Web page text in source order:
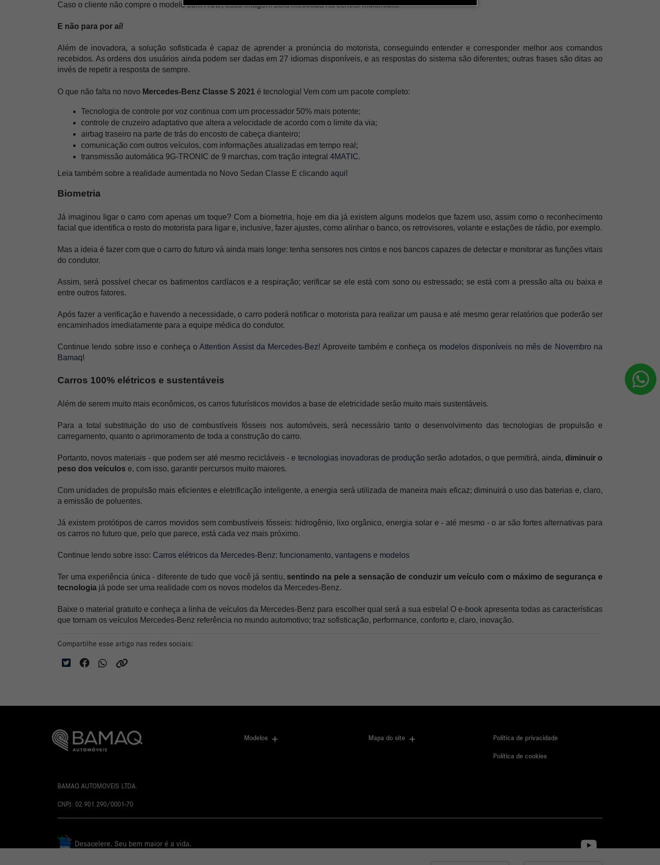
Caso o cliente não compre o modelo com HUD, essa imagem será mostrada na central multimídia.
E não para por aí!
Além de inovadora, a solução sofisticada é capaz de aprender a pronúncia do motorista, conseguindo entender e corresponder melhor aos comandos
recebidos. As ordens dos usuários ainda podem ser dadas em 27 idiomas disponíveis, e as respostas do sistema são diferentes; outras frases são ditas ao
invés de repetir a resposta de sempre.
O que não falta no novo Mercedes-Benz Classe S 2021 é tecnologia! Vem com um pacote completo:
Tecnologia de controle por voz continua com um processador 50% mais potente;
controle de cruzeiro adaptativo que altera a velocidade de acordo com o limite da via;
airbag traseiro na parte de trás do encosto de cabeça dianteiro;
comunicação com outros veículos, com informações atualizadas em tempo real;
transmissão automática 9G-TRONIC de 9 marchas, com tração integral 4MATIC.
Leia também sobre a realidade aumentada no Novo Sedan Classe E clicando aqui!
Biometria
Já imaginou ligar o carro com apenas um toque? Com a biometria, hoje em dia já existem alguns modelos que fazem uso, assim como o reconhecimento
facial que identifica o rosto do motorista para ligar e, inclusive, fazer ajustes, como alinhar o banco, os retrovisores, volante e estações de rádio, por exemplo.
Mas a ideia é fazer com que o carro do futuro vá ainda mais longe: tenha sensores nos cintos e nos bancos capazes de detectar e monitorar as funções vitais
do condutor.
Assim, será possível checar os batimentos cardíacos e a respiração; verificar se ele está com sono ou estressado; se está com a pressão alta ou baixa e
entre outros fatores.
Após fazer a verificação e havendo a necessidade, o carro poderá notificar o motorista para realizar um pausa e até mesmo gerar relatórios que poderão ser
encaminhados imediatamente para a equipe médica do condutor.
Continue lendo sobre isso e conheça o Attention Assist da Mercedes-Bez! Aproveite também e conheça os modelos disponíveis no mês de Novembro na
Bamaq!
Carros 100% elétricos e sustentáveis
Além de serem muito mais econômicos, os carros futurísticos movidos a base de eletricidade serão muito mais sustentáveis.
Para a total substituição do uso de combustíveis fósseis nos automóveis, será necessário tanto o desenvolvimento das tecnologias de propulsão e
carregamento, quanto o aprimoramento de toda a construção do carro.
Portanto, novos materiais - que podem ser até mesmo recicláveis - e tecnologias inovadoras de produção serão adotados, o que permitirá, ainda, diminuir o
peso dos veículos e, com isso, garantir percursos muito maiores.
Com unidades de propulsão mais eficientes e eletrificação inteligente, a energia será utilizada de maneira mais eficaz; diminuirá o uso das baterias e, claro,
a emissão de poluentes.
Já existem protótipos de carros movidos sem combustíveis fósseis: hidrogênio, lixo orgânico, energia solar e - até mesmo - o ar são fortes alternativas para
os carros no futuro que, pelo que parece, está cada vez mais próximo.
Continue lendo sobre isso: Carros elétricos da Mercedes-Benz: funcionamento, vantagens e modelos
Ter uma experiência única - diferente de tudo que você já sentiu, sentindo na pele a sensação de conduzir um veículo com o máximo de segurança e
tecnologia já pode ser uma realidade com os novos modelos da Mercedes-Benz.
Baixe o material gratuito e conheça a linha de veículos da Mercedes-Benz para escolher qual será a sua estrela! O e-book apresenta todas as características
que tornam os veículos Mercedes-Benz referência no mundo automotivo; traz sofisticação, performance, conforto e, claro, inovação.
Compartilhe esse artigo nas redes sociais:
Modelos Mapa do site Política de privacidade
Política de cookies
BAMAQ AUTOMOVEIS LTDA.
CNPJ: 02.901.290/0001-70
Desacelere. Seu bem maior é a vida.